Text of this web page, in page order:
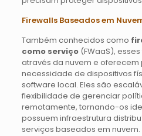
Firewalls Baseados em
Também conhecidos como
como serviço(FWaaS),
através da nuvem e
necessidade de dispositivos
software local. Eles são
flexibilidade de gerenciar
remotamente, tornando-os
possuem infraestrutura
serviços baseados em nuvem.